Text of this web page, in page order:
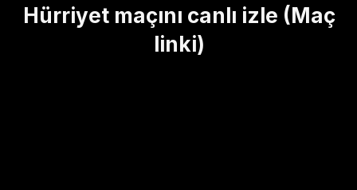
Hürriyet maçını canlı izle (Maç
linki)